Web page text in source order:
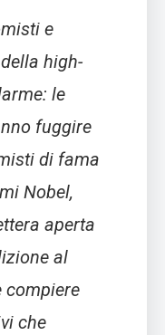
e
high-
le
fuggire
di fama
Nobel,
aperta
al
compiere
che